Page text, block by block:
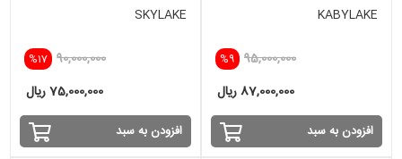
KABYLAKE
%9 95,000,000
87,000,000 ریال
افزودن به سبد
SKYLAKE
%17 90,000,000
75,000,000 ریال
افزودن به سبد